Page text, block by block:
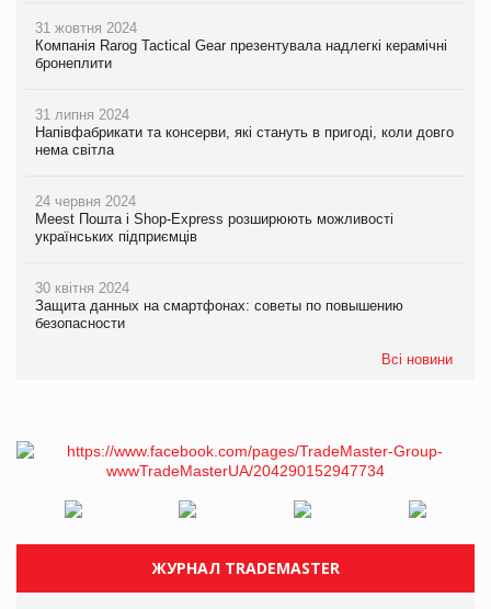
31 жовтня 2024
Компанія Rarog Tactical Gear презентувала надлегкі керамічні
бронеплити
31 липня 2024
Напівфабрикати та консерви, які стануть в пригоді, коли довго
нема світла
24 червня 2024
Meest Пошта і Shop-Express розширюють можливості
українських підприємців
30 квітня 2024
Защита данных на смартфонах: советы по повышению
безопасности
Всі новини
ЖУРНАЛ TRADEMASTER